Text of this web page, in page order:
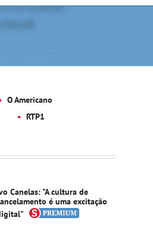
O Americano
RTP1
Canelas: "A cultura de
é uma excitação